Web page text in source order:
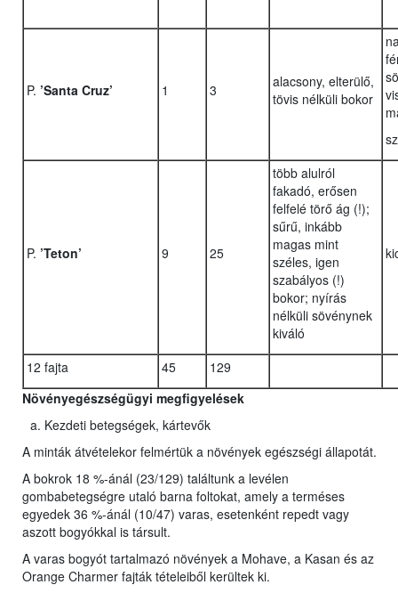
P. ’Santa Cruz’ 1 3
alacsony, elterülő,
tövis nélküli bokor
P. ’Teton’ 9 25
több alulról
fakadó, erősen
felfelé törő ág (!);
sűrű, inkább
magas mint
széles, igen
szabályos (!)
bokor; nyírás
nélküli sövénynek
kiváló
12 fajta 45
129
Növényegészségügyi megfigyelések
Kezdeti betegségek, kártevők
A minták átvételekor felmértük a növények egészségi állapotát.
A bokrok 18 %-ánál (23/129) találtunk a levélen
gombabetegségre utaló barna foltokat, amely a terméses
egyedek 36 %-ánál (10/47) varas, esetenként repedt vagy
aszott bogyókkal is társult.
A varas bogyót tartalmazó növények a Mohave, a Kasan és az
Orange Charmer fajták tételeiből kerültek ki.